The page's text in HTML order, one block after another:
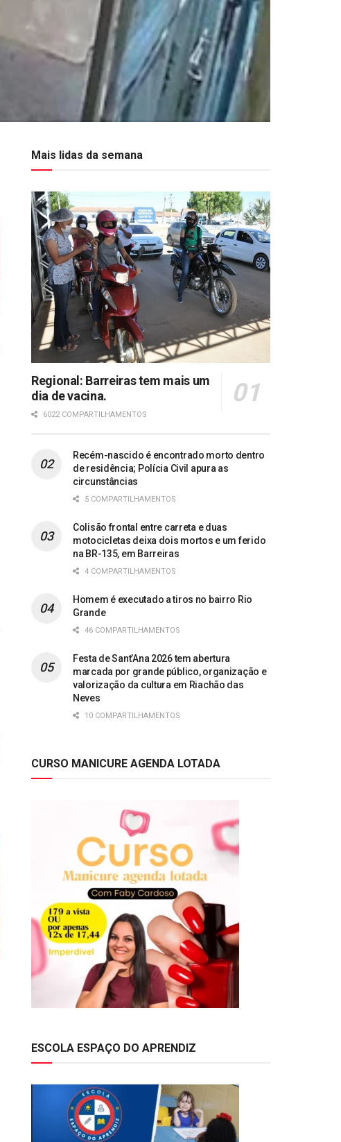
Mais lidas da semana
Regional: Barreiras tem mais um
dia de vacina.
6022 COMPARTILHAMENTOS
Recém-nascido é encontrado morto dentro
de residência; Polícia Civil apura as
circunstâncias
5 COMPARTILHAMENTOS
Colisão frontal entre carreta e duas
motocicletas deixa dois mortos e um ferido
na BR-135, em Barreiras
4 COMPARTILHAMENTOS
Homem é executado a tiros no bairro Rio
Grande
46 COMPARTILHAMENTOS
Festa de Sant’Ana 2026 tem abertura
marcada por grande público, organização e
valorização da cultura em Riachão das
Neves
10 COMPARTILHAMENTOS
CURSO MANICURE AGENDA LOTADA
ESCOLA ESPAÇO DO APRENDIZ